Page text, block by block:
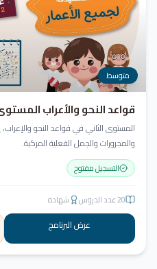
متوسط
قواعد النحو والأعراب
المستوى الثاني في قواعد النحو
والمجرورات والجمل الفعلية المركبة.
التسجيل مفتوح
20عدد الدروس شهادة
عرض البرنامج